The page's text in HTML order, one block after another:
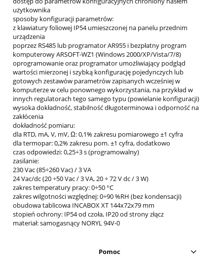
użytkownika
sposoby konfiguracji parametrów:
z klawiatury foliowej IP54 umieszczonej na panelu przednim
urządzenia
poprzez RS485 lub programator AR955 i bezpłatny program
komputerowy ARSOFT-WZ1 (Windows 2000/XP/Vista/7/8)
oprogramowanie oraz programator umożliwiający podgląd
wartości mierzonej i szybką konfigurację pojedynczych lub
gotowych zestawów parametrów zapisanych wcześniej w
komputerze w celu ponownego wykorzystania, na przykład w
innych regulatorach tego samego typu (powielanie konfiguracji)
wysoka dokładność, stabilność długoterminowa i odporność na
zakłócenia
dokładność pomiaru:
dla RTD, mA, V, mV, Ω: 0,1% zakresu pomiarowego ±1 cyfra
dla termopar: 0,2% zakresu pom. ±1 cyfra, dodatkowo
czas odpowiedzi: 0,25÷3 s (programowalny)
zasilanie:
230 Vac (85÷260 Vac) / 3 VA
24 Vac/dc (20 ÷50 Vac / 3 VA, 20 ÷ 72 V dc / 3 W)
zakres temperatury pracy: 0÷50 °C
zakres wilgotności względnej: 0÷90 %RH (bez kondensacji)
obudowa tablicowa INCABOX XT 144x72x79 mm
stopień ochrony: IP54 od czoła, IP20 od strony złącz
materiał: samogasnący NORYL 94V-0
Pomoc